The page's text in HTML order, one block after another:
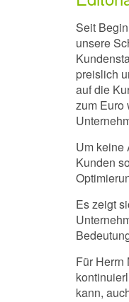
Seit
unsere
preislich
auf die
zum Euro
Um keine
Kunden
Es zeigt
Für Herrn
kann,